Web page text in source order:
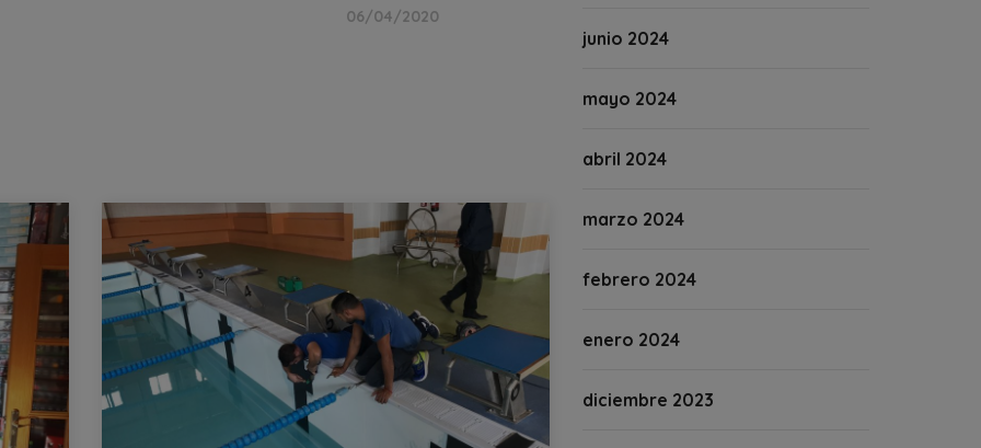
06/04/2020
junio 2024
mayo 2024
abril 2024
marzo 2024
febrero 2024
enero 2024
diciembre 2023